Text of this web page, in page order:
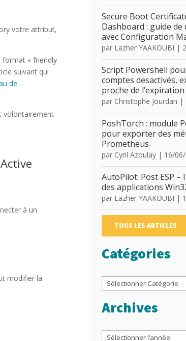
votre attribut,
format « friendly
suivant qui
de
volontairement
à un
modifier la
Secure Boot
Dashboard : guide
avec Configuration
par Lazher YAAKOUBI |
Script Powershell
comptes desactivés,
proche de l’expiration
par Christophe Jourdan |
PoshTorch : module
pour exporter des
Prometheus
par Cyril Azoulay| 16/
AutoPilot: Post ESP –
des applications
par Lazher YAAKOUBI |
TOUS LES ARTICLES
Catégories
Catégories
Archives
Archives